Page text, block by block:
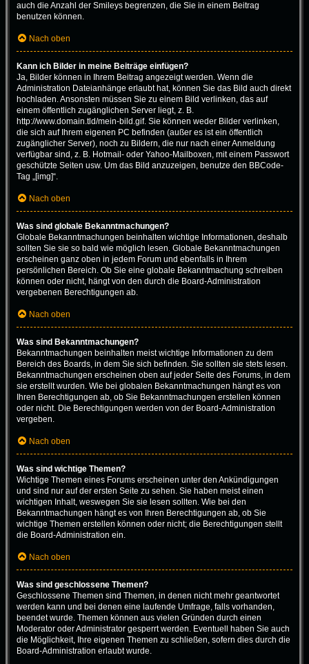
auch die Anzahl der Smileys begrenzen, die Sie in einem Beitrag
benutzen können.
Nach oben
Kann ich Bilder in meine Beiträge einfügen?
Ja, Bilder können in Ihrem Beitrag angezeigt werden. Wenn die
Administration Dateianhänge erlaubt hat, können Sie das Bild auch direkt
hochladen. Ansonsten müssen Sie zu einem Bild verlinken, das auf
einem öffentlich zugänglichen Server liegt, z. B.
http://www.domain.tld/mein-bild.gif. Sie können weder Bilder verlinken,
die sich auf Ihrem eigenen PC befinden (außer es ist ein öffentlich
zugänglicher Server), noch zu Bildern, die nur nach einer Anmeldung
verfügbar sind, z. B. Hotmail- oder Yahoo-Mailboxen, mit einem Passwort
geschützte Seiten usw. Um das Bild anzuzeigen, benutze den BBCode-
Tag „[img]“.
Nach oben
Was sind globale Bekanntmachungen?
Globale Bekanntmachungen beinhalten wichtige Informationen, deshalb
sollten Sie sie so bald wie möglich lesen. Globale Bekanntmachungen
erscheinen ganz oben in jedem Forum und ebenfalls in Ihrem
persönlichen Bereich. Ob Sie eine globale Bekanntmachung schreiben
können oder nicht, hängt von den durch die Board-Administration
vergebenen Berechtigungen ab.
Nach oben
Was sind Bekanntmachungen?
Bekanntmachungen beinhalten meist wichtige Informationen zu dem
Bereich des Boards, in dem Sie sich befinden. Sie sollten sie stets lesen.
Bekanntmachungen erscheinen oben auf jeder Seite des Forums, in dem
sie erstellt wurden. Wie bei globalen Bekanntmachungen hängt es von
Ihren Berechtigungen ab, ob Sie Bekanntmachungen erstellen können
oder nicht. Die Berechtigungen werden von der Board-Administration
vergeben.
Nach oben
Was sind wichtige Themen?
Wichtige Themen eines Forums erscheinen unter den Ankündigungen
und sind nur auf der ersten Seite zu sehen. Sie haben meist einen
wichtigen Inhalt, weswegen Sie sie lesen sollten. Wie bei den
Bekanntmachungen hängt es von Ihren Berechtigungen ab, ob Sie
wichtige Themen erstellen können oder nicht; die Berechtigungen stellt
die Board-Administration ein.
Nach oben
Was sind geschlossene Themen?
Geschlossene Themen sind Themen, in denen nicht mehr geantwortet
werden kann und bei denen eine laufende Umfrage, falls vorhanden,
beendet wurde. Themen können aus vielen Gründen durch einen
Moderator oder Administrator gesperrt werden. Eventuell haben Sie auch
die Möglichkeit, Ihre eigenen Themen zu schließen, sofern dies durch die
Board-Administration erlaubt wurde.